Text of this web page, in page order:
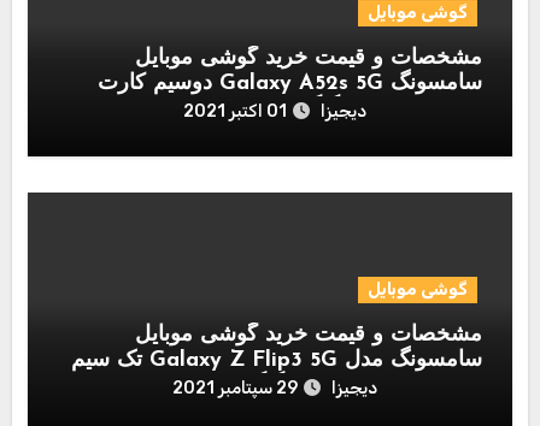
گوشی موبایل
مشخصات و قیمت خرید گوشی موبایل
سامسونگ Galaxy A52s 5G دوسیم کارت
دیجیزا 01 اکتبر 2021
گوشی موبایل
مشخصات و قیمت خرید گوشی موبایل
سامسونگ مدل Galaxy Z Flip3 5G تک سیم
کارت ظرفیت 8/256 گیگابایت
دیجیزا 29 سپتامبر 2021